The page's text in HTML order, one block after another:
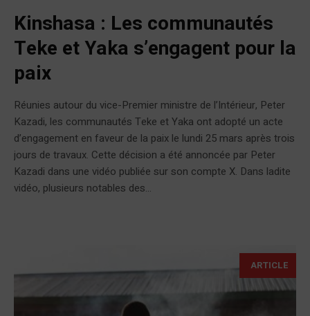
Kinshasa : Les communautés
Teke et Yaka s’engagent pour la
paix
Réunies autour du vice-Premier ministre de l’Intérieur, Peter
Kazadi, les communautés Teke et Yaka ont adopté un acte
d’engagement en faveur de la paix le lundi 25 mars après trois
jours de travaux. Cette décision a été annoncée par Peter
Kazadi dans une vidéo publiée sur son compte X. Dans ladite
vidéo, plusieurs notables des...
ARTICLE